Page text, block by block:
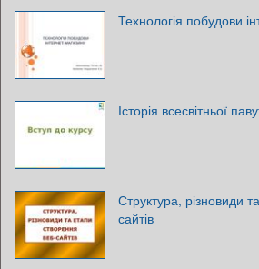
Технологія побудови
Історія всесвітньої
Структура, різновиди
сайтів